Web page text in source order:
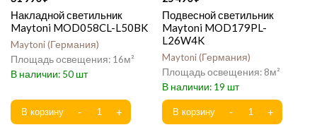
Накладной светильник
Maytoni MOD058CL-L50BK
Maytoni Германия
16
50
Подвесной светильник
Maytoni MOD179PL-
L26W4K
Maytoni Германия
8
19